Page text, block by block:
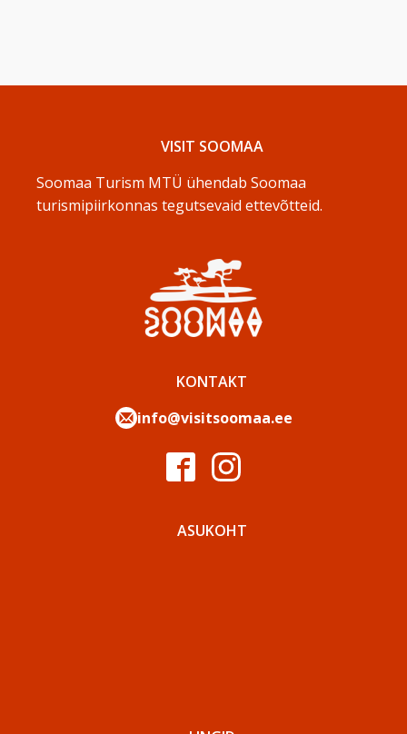
VISIT SOOMAA
Soomaa Turism MTÜ ühendab Soomaa
turismipiirkonnas tegutsevaid ettevõtteid.
KONTAKT
info@visitsoomaa.ee
ASUKOHT